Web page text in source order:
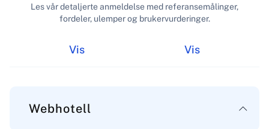
Vis
Les vår detaljerte anmeldelse med referansemålinger,
fordeler, ulemper og brukervurderinger.
Vis
Webhotell